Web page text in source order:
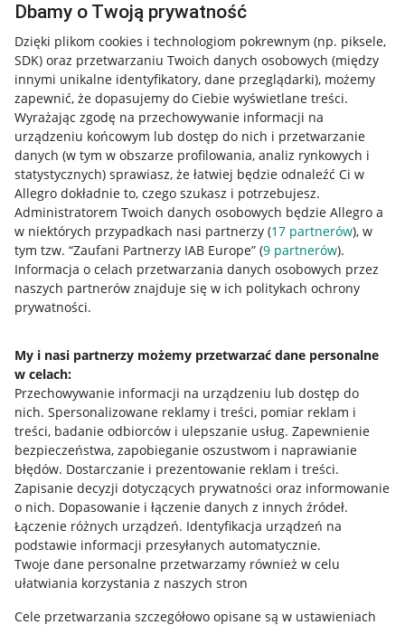
Dbamy o Twoją prywatność
Dzięki plikom cookies i technologiom pokrewnym (np. piksele,
SDK) oraz przetwarzaniu Twoich danych osobowych (między
innymi unikalne identyfikatory, dane przeglądarki), możemy
zapewnić, że dopasujemy do Ciebie wyświetlane treści.
Wyrażając zgodę na przechowywanie informacji na
urządzeniu końcowym lub dostęp do nich i przetwarzanie
danych (w tym w obszarze profilowania, analiz rynkowych i
statystycznych) sprawiasz, że łatwiej będzie odnaleźć Ci w
Allegro dokładnie to, czego szukasz i potrzebujesz.
Administratorem Twoich danych osobowych będzie Allegro a
w niektórych przypadkach nasi partnerzy (17 partnerów), w
tym tzw. “Zaufani Partnerzy IAB Europe” (9 partnerów).
Informacja o celach przetwarzania danych osobowych przez
naszych partnerów znajduje się w ich politykach ochrony
prywatności.
My i nasi partnerzy możemy przetwarzać dane personalne
w celach:
Przechowywanie informacji na urządzeniu lub dostęp do
nich. Spersonalizowane reklamy i treści, pomiar reklam i
treści, badanie odbiorców i ulepszanie usług. Zapewnienie
bezpieczeństwa, zapobieganie oszustwom i naprawianie
błędów. Dostarczanie i prezentowanie reklam i treści.
Zapisanie decyzji dotyczących prywatności oraz informowanie
o nich. Dopasowanie i łączenie danych z innych źródeł.
Łączenie różnych urządzeń. Identyfikacja urządzeń na
podstawie informacji przesyłanych automatycznie.
Twoje dane personalne przetwarzamy również w celu
ułatwiania korzystania z naszych stron
Cele przetwarzania szczegółowo opisane są w ustawieniach
Przydatne informacje
Jak to działa
Allegro Gadane dla sprzedających
Allegro Gadane dla kupujących
Mapa miejscowości
Informacje prawne
Regulamin
Polityka plików "cookies"
Ustawienia plików "cookies"
Udostępnianie lokalizacji